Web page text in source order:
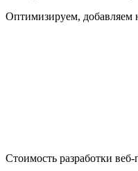
Оптимизируем, добавляем
Стоимость разработки